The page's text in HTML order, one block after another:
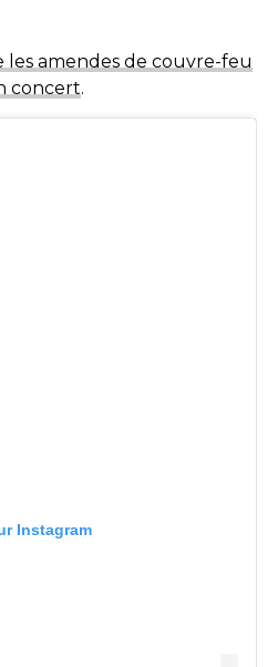
les amendes de couvre-feu
concert.
Instagram